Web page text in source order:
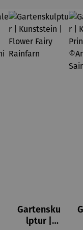
Gartensku
lptur |